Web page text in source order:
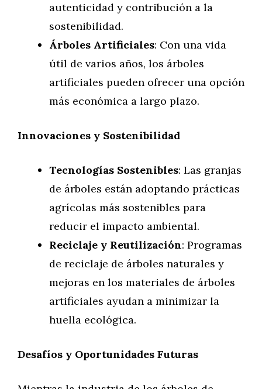
autenticidad y contribución a la
sostenibilidad.
Árboles Artificiales: Con una vida
útil de varios años, los árboles
artificiales pueden ofrecer una opción
más económica a largo plazo.
Innovaciones y Sostenibilidad
Tecnologías Sostenibles: Las granjas
de árboles están adoptando prácticas
agrícolas más sostenibles para
reducir el impacto ambiental.
Reciclaje y Reutilización: Programas
de reciclaje de árboles naturales y
mejoras en los materiales de árboles
artificiales ayudan a minimizar la
huella ecológica.
Desafíos y Oportunidades Futuras